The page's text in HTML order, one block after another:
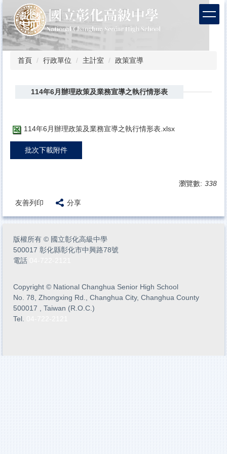
到
主
要
內
首頁 行政單位 主計室 政策宣導
114年6月辦理政策及業務宣導之執行情形表
114年6月辦理政策及業務宣導之執行情形表.xlsx
批次下載附件
瀏覽數: 338
友善列印 分享
版權所有 © 國立彰化高級中學
500017 彰化縣彰化市中興路78號
電話
Copyright © National Changhua Senior High School
No. 78, Zhongxing Rd., Changhua City, Changhua County
500017 , Taiwan (R.O.C.)
Tel.